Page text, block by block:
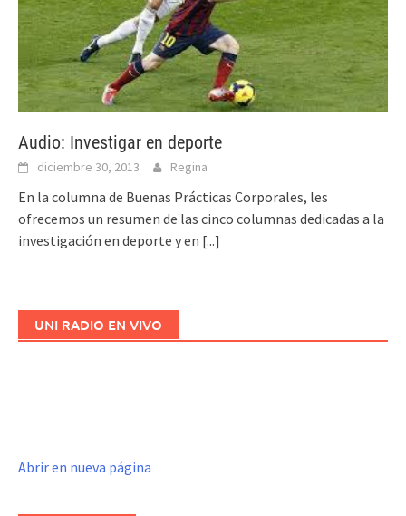
Audio: Investigar en deporte
diciembre 30, 2013 Regina
En la columna de Buenas Prácticas Corporales, les
ofrecemos un resumen de las cinco columnas dedicadas a la
investigación en deporte y en [...]
UNI RADIO EN VIVO
Abrir en nueva página